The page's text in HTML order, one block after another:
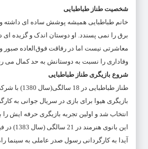
شخصیت طناز طباطبایی
خانم طباطبایی همیشه پوشش ساده ای داشته و
برق را نمی پسندد. او دوستان اندک و گزیده ای
معاشرتی نیست اما در رفاقت فوق‌العاده صبور
وفاداری را نسبت به دوستانش به حد کمال می
شروع بازیگری طناز طباطبایی
طناز طباطبایی
بازیگری هیوا برای بازی در سریال جوانی به
انتخاب شد و اولین تجربه بازیگری حرفه ایش
این بانوی
آیدا به کارگردانی رسول صدر عاملی به سینما